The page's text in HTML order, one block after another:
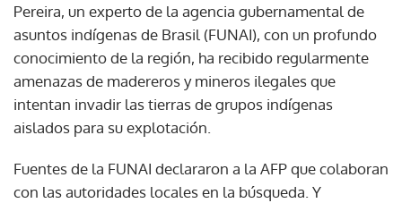
Pereira, un experto de la agencia gubernamental de
asuntos indígenas de Brasil (FUNAI), con un profundo
conocimiento de la región, ha recibido regularmente
amenazas de madereros y mineros ilegales que
intentan invadir las tierras de grupos indígenas
aislados para su explotación.
Fuentes de la FUNAI declararon a la AFP que colaboran
con las autoridades locales en la búsqueda. Y